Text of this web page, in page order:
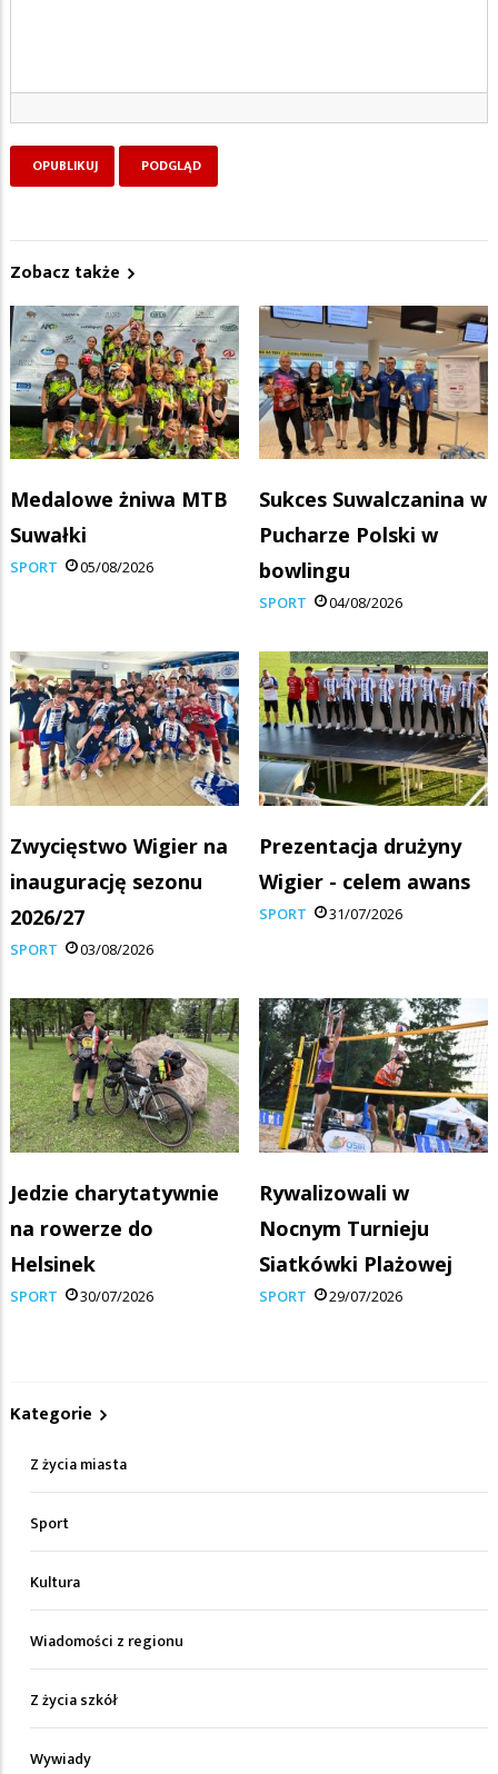
Zobacz także
Medalowe żniwa MTB
Suwałki
SPORT 05/08/2026
Sukces Suwalczanina w
Pucharze Polski w
bowlingu
SPORT 04/08/2026
Zwycięstwo Wigier na
inaugurację sezonu
2026/27
SPORT 03/08/2026
Prezentacja drużyny
Wigier - celem awans
SPORT 31/07/2026
Jedzie charytatywnie
na rowerze do
Helsinek
SPORT 30/07/2026
Rywalizowali w
Nocnym Turnieju
Siatkówki Plażowej
SPORT 29/07/2026
Kategorie
Z życia miasta
Sport
Kultura
Wiadomości z regionu
Z życia szkół
Wywiady